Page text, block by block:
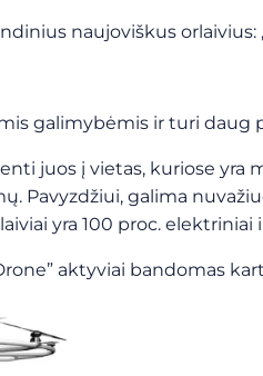
naujoviškus orlaivius:
galimybėmis ir turi daug
juos į vietas, kuriose yra
Pavyzdžiui, galima
yra 100 proc.
aktyviai bandomas